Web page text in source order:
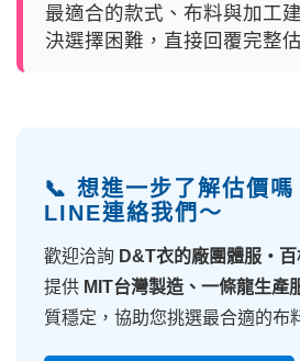
最適合的款式、布料與加工
決選擇困難，直接回覆完整
📞 想進一步了解估價嗎
LINE連絡我們～
歡迎洽詢 D&T衣的廠團體服・
提供 MIT台灣製造、一條龍生產
質穩定，協助您挑選最合適的布